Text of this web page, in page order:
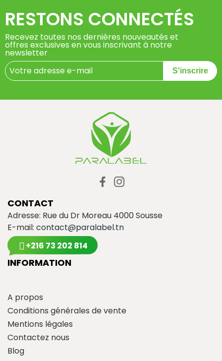
RESTONS CONNECTÉS
Recevez toutes nos dernières nouveautés et
offres exclusives en vous inscrivant à notre
newsletter
S'inscrire
CONTACT
Adresse: Rue du Dr Moreau 4000 Sousse
E-mail: contact@paralabel.tn
+216 73 202 814
INFORMATION
A propos
Conditions générales de vente
Mentions légales
Contactez nous
Blog